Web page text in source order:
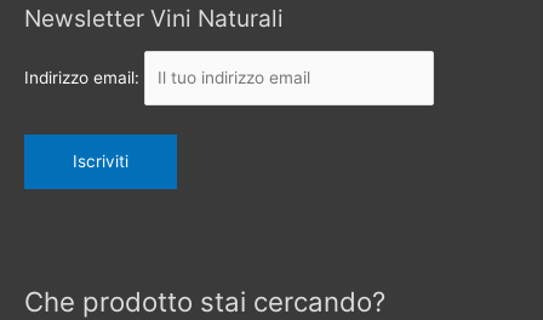
Newsletter Vini Naturali
Indirizzo email:
Che prodotto stai cercando?